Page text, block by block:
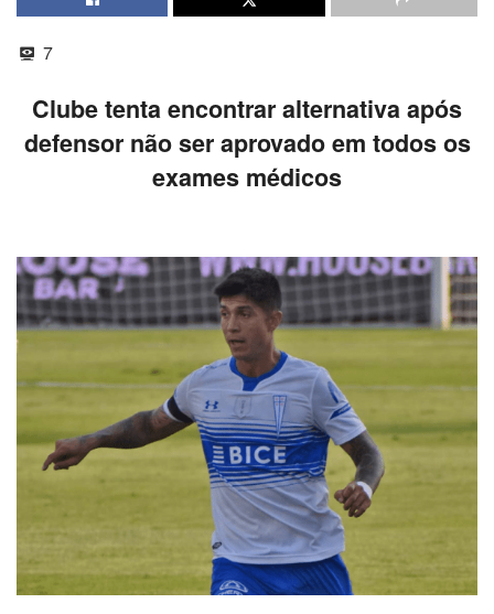
7
Clube tenta encontrar alternativa após
defensor não ser aprovado em todos os
exames médicos